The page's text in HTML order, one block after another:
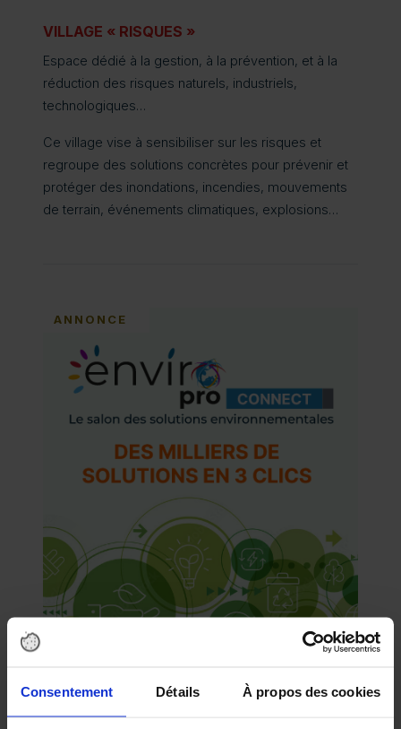
Consentement Détails À propos des cookies
VILLAGE « RISQUES »
Espace dédié à la gestion, à la prévention, et à la
réduction des risques naturels, industriels,
technologiques…
Ce village vise à sensibiliser sur les risques et
regroupe des solutions concrètes pour prévenir et
protéger des inondations, incendies, mouvements
de terrain, événements climatiques, explosions…
ANNONCE